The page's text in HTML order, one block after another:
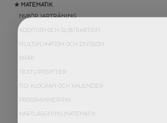
★ MATEMATIK
NYBÖRJARTRÄNING
ADDITION OCH SUBTRAKTION
MULTIPLIKATION OCH DIVISION
BRÅK
TEXTUPPGIFTER
TID: KLOCKAN OCH KALENDER
PROGRAMMERING
KARTLÄGGNING MATEMATIK